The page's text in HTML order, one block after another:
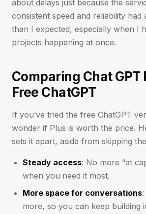
about delays just because the
consistent speed and reliability had
than I expected, especially when I
projects happening at once.
Comparing Chat GPT
Free ChatGPT
If you’ve tried the free ChatGPT
wonder if Plus is worth the price.
sets it apart, aside from skipping
Steady access: No more “at
when you need it most.
More space for conversations
more, so you can keep building